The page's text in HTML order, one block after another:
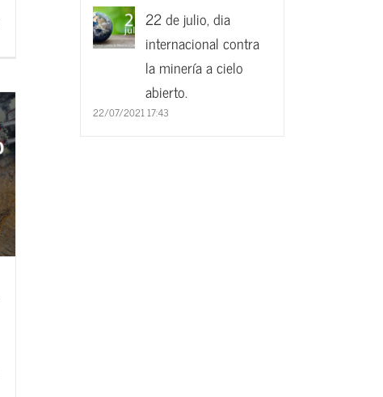
22 de julio, dia
internacional contra
la minería a cielo
abierto.
22/07/2021 17:43